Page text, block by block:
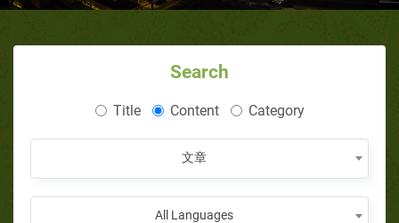
Search
Title Content Category
文章
All Languages